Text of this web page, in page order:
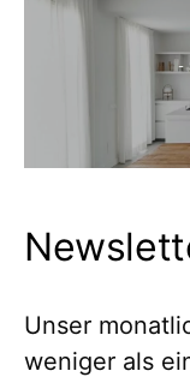
-
Unser
weniger als